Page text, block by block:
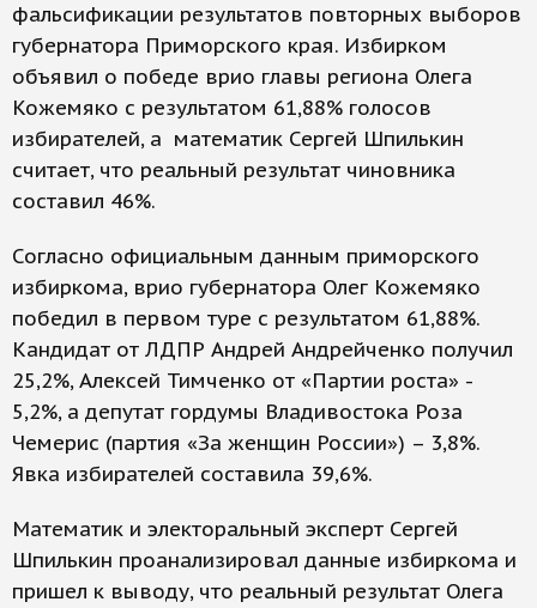
фальсификации результатов повторных выборов
губернатора Приморского края. Избирком
объявил о победе врио главы региона Олега
Кожемяко с результатом 61,88% голосов
избирателей, а математик Сергей Шпилькин
считает, что реальный результат чиновника
составил 46%.
Согласно официальным данным приморского
избиркома, врио губернатора Олег Кожемяко
победил в первом туре с результатом 61,88%.
Кандидат от ЛДПР Андрей Андрейченко получил
25,2%, Алексей Тимченко от «Партии роста» -
5,2%, а депутат гордумы Владивостока Роза
Чемерис (партия «За женщин России») – 3,8%.
Явка избирателей составила 39,6%.
Математик и электоральный эксперт Сергей
Шпилькин проанализировал данные избиркома и
пришел к выводу, что реальный результат Олега